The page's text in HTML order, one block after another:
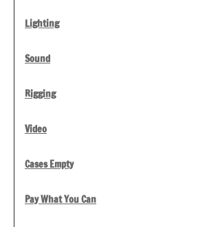
Lighting
Sound
Rigging
Video
Cases Empty
Pay What You Can